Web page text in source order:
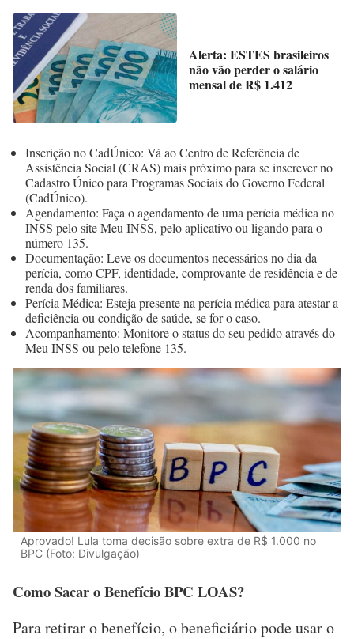
Alerta: ESTES brasileiros
não vão perder o salário
mensal de R$ 1.412
Inscrição no CadÚnico: Vá ao Centro de Referência de
Assistência Social (CRAS) mais próximo para se inscrever no
Cadastro Único para Programas Sociais do Governo Federal
(CadÚnico).
Agendamento: Faça o agendamento de uma perícia médica no
INSS pelo site Meu INSS, pelo aplicativo ou ligando para o
número 135.
Documentação: Leve os documentos necessários no dia da
perícia, como CPF, identidade, comprovante de residência e de
renda dos familiares.
Perícia Médica: Esteja presente na perícia médica para atestar a
deficiência ou condição de saúde, se for o caso.
Acompanhamento: Monitore o status do seu pedido através do
Meu INSS ou pelo telefone 135.
Aprovado! Lula toma decisão sobre extra de R$ 1.000 no
BPC (Foto: Divulgação)
Como Sacar o Benefício BPC LOAS?
Para retirar o benefício, o beneficiário pode usar o